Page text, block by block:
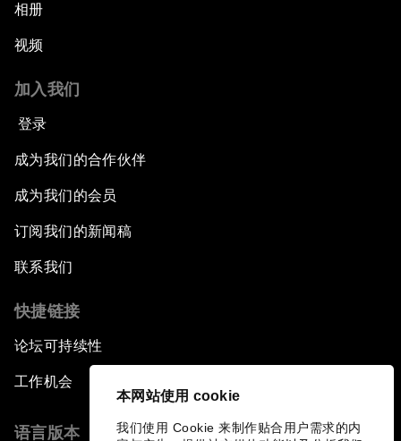
本网站使用 cookie
我们使用 Cookie 来制作贴合用户需求的内
相册
视频
加入我们
登录
成为我们的合作伙伴
成为我们的会员
订阅我们的新闻稿
联系我们
快捷链接
论坛可持续性
工作机会
语言版本